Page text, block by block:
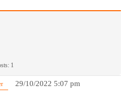
1
29/10/2022 5:07 pm